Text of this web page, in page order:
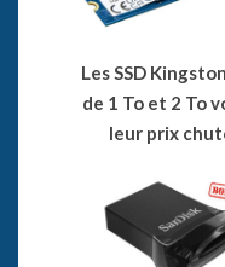
Les SSD
de 1 To et 2 To
leur prix